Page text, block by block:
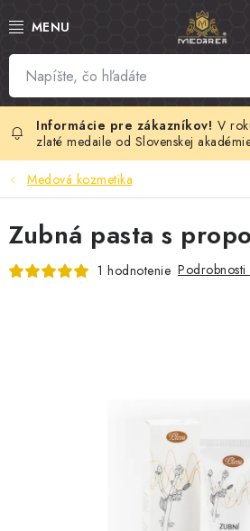
na
SLOVENSKÝ MED
MANUKA MED
VČELÍ PEĽ
MATERSKÁ KAŠIČKA
MEDOVÉ DARČEKOVÉ SETY
V
zlaté medaile od Slovenskej
Medová kozmetika
Zubná pasta s
1 hodnotenie